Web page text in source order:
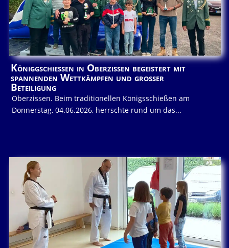
Königgschießen in Oberzissen begeistert mit
spannenden Wettkämpfen und großer
Beteiligung
Oberzissen. Beim traditionellen Königsschießen am
Donnerstag, 04.06.2026, herrschte rund um das...